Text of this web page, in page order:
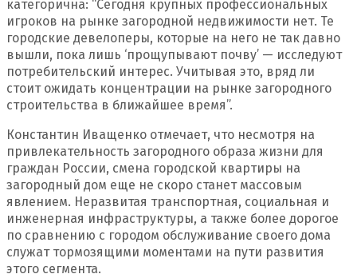
категорична: “Сегодня крупных профессиональных
игроков на рынке загородной недвижимости нет. Те
городские девелоперы, которые на него не так давно
вышли, пока лишь ‘прощупывают почву’ — исследуют
потребительский интерес. Учитывая это, вряд ли
стоит ожидать концентрации на рынке загородного
строительства в ближайшее время”.
Константин Иващенко отмечает, что несмотря на
привлекательность загородного образа жизни для
граждан России, смена городской квартиры на
загородный дом еще не скоро станет массовым
явлением. Неразвитая транспортная, социальная и
инженерная инфраструктуры, а также более дорогое
по сравнению с городом обслуживание своего дома
служат тормозящими моментами на пути развития
этого сегмента.